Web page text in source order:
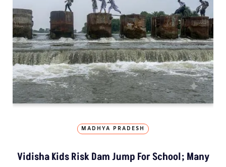
MADHYA PRADESH
Vidisha Kids Risk Dam Jump For School; Many